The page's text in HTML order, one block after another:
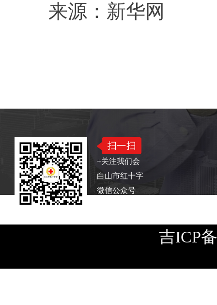
来源：新华网
+关注我们会
白山市红十字
微信公众号
吉ICP